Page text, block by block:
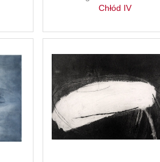
Chłód IV